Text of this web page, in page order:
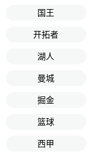
国王
开拓者
湖人
曼城
掘金
篮球
西甲